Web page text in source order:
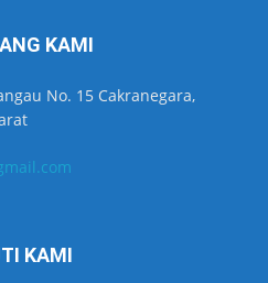
KAMI
No. 15 Cakranegara,
KAMI